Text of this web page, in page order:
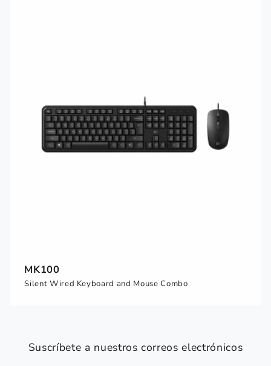
MK100
Silent Wired Keyboard and Mouse Combo
Suscríbete a nuestros correos electrónicos